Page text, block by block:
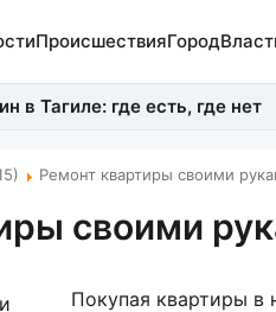
ПроисшествияГород
в Тагиле: где есть, где нет
Ремонт квартиры своими
своими
Покупая квартиры в